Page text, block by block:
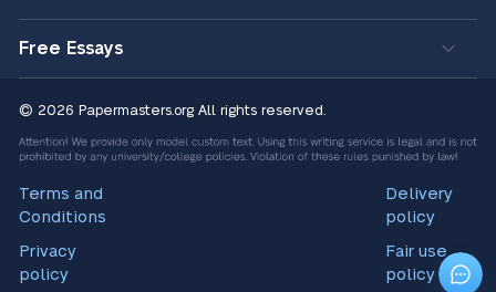
Free Essays
© 2026 Papermasters.org All rights reserved.
Terms and
Conditions
Privacy
policy
Delivery
policy
Fair use
policy